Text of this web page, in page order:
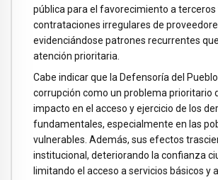
pública para el favorecimiento a terceros
contrataciones irregulares de
evidenciándose patrones recurrentes
atención prioritaria.
Cabe indicar que la Defensoría del
corrupción como un problema prioritario
impacto en el acceso y ejercicio de los
fundamentales, especialmente en las
vulnerables. Además, sus efectos
institucional, deteriorando la confianza
limitando el acceso a servicios básicos y